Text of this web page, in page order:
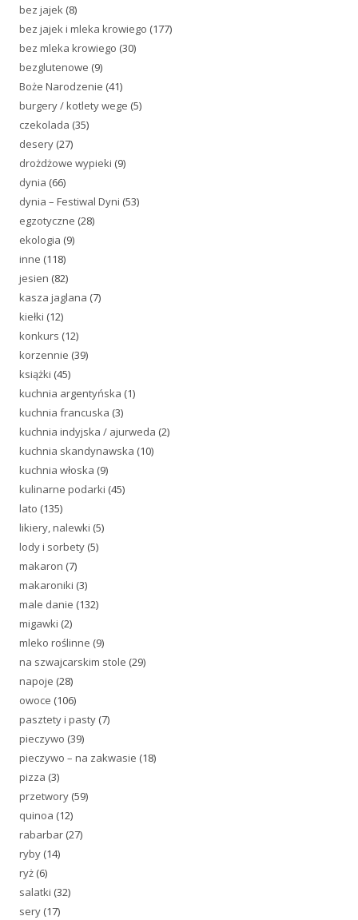
bez jajek (8)
bez jajek i mleka krowiego (177)
bez mleka krowiego (30)
bezglutenowe (9)
Boże Narodzenie (41)
burgery / kotlety wege (5)
czekolada (35)
desery (27)
drożdżowe wypieki (9)
dynia (66)
dynia – Festiwal Dyni (53)
egzotyczne (28)
ekologia (9)
inne (118)
jesien (82)
kasza jaglana (7)
kiełki (12)
konkurs (12)
korzennie (39)
książki (45)
kuchnia argentyńska (1)
kuchnia francuska (3)
kuchnia indyjska / ajurweda (2)
kuchnia skandynawska (10)
kuchnia włoska (9)
kulinarne podarki (45)
lato (135)
likiery, nalewki (5)
lody i sorbety (5)
makaron (7)
makaroniki (3)
male danie (132)
migawki (2)
mleko roślinne (9)
na szwajcarskim stole (29)
napoje (28)
owoce (106)
pasztety i pasty (7)
pieczywo (39)
pieczywo – na zakwasie (18)
pizza (3)
przetwory (59)
quinoa (12)
rabarbar (27)
ryby (14)
ryż (6)
salatki (32)
sery (17)